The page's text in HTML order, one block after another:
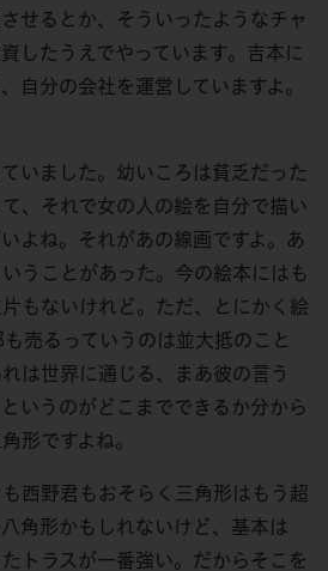
せるとか、そういったようなチャ
したうえでやっています。吉本に
自分の会社を運営していますよ。
いました。幼いころは貧乏だった
、それで女の人の絵を自分で描い
よね。それがあの線画ですよ。あ
うことがあった。今の絵本にはも
もないけれど。ただ、とにかく絵
売るっていうのは並大抵のこと
は世界に通じる、まあ彼の言う
いうのがどこまでできるか分から
形ですよね。
西野君もおそらく三角形はもう超
角形かもしれないけど、基本は
トラスが一番強い。だからそこを